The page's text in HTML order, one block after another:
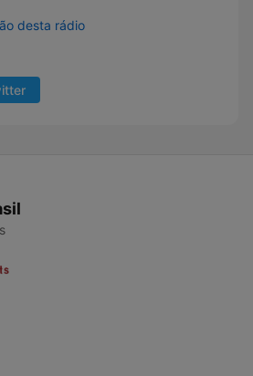
desta rádio